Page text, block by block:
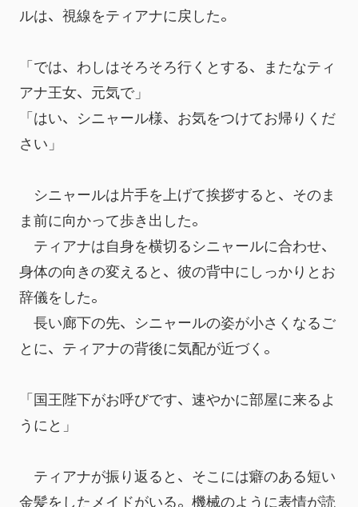
ルは、視線をティアナに戻した。
「では、わしはそろそろ行くとする、またなティ
アナ王女、元気で」
「はい、シニャール様、お気をつけてお帰りくだ
さい」
シニャールは片手を上げて挨拶すると、そのま
ま前に向かって歩き出した。
ティアナは自身を横切るシニャールに合わせ、
身体の向きの変えると、彼の背中にしっかりとお
辞儀をした。
長い廊下の先、シニャールの姿が小さくなるご
とに、ティアナの背後に気配が近づく。
「国王陛下がお呼びです、速やかに部屋に来るよ
うにと」
ティアナが振り返ると、そこには癖のある短い
金髪をしたメイドがいる。機械のように表情が読